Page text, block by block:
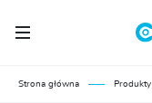
Strona główna Produkty